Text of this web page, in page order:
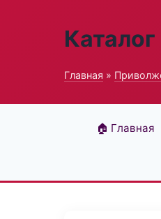
Главная »
🏠 Главная